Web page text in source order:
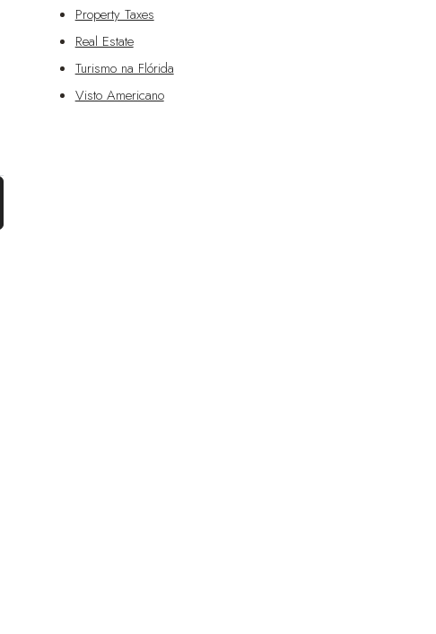
Property Taxes
Real Estate
Turismo na Flórida
Visto Americano